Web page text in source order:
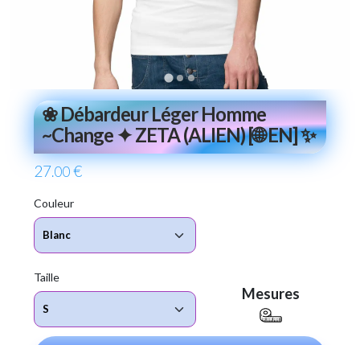
❀ Débardeur Léger Homme
~Change ✦ ZETA (ALIEN) [🌐 EN] ✨
27.00 €
Couleur
Taille
Mesures